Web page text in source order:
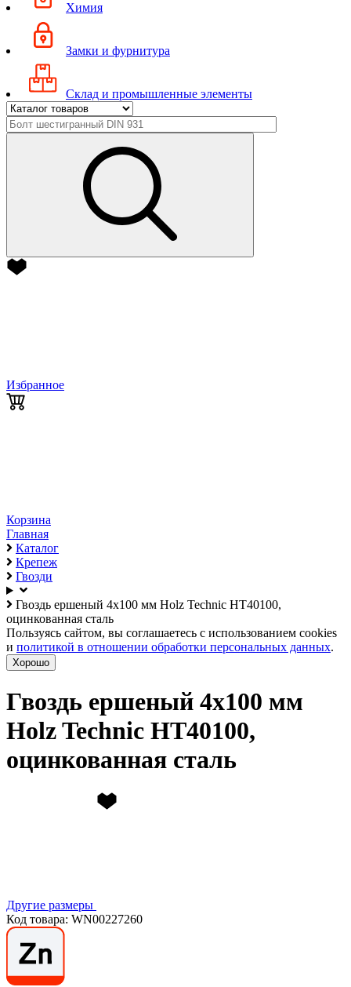
Химия
Замки и фурнитура
Склад и промышленные элементы
Избранное
Корзина
Главная
Каталог
Крепеж
Гвозди
Гвоздь ершеный 4х100 мм Holz Technic HT40100,
оцинкованная сталь
Пользуясь сайтом, вы соглашаетесь с использованием cookies
и политикой в отношении обработки персональных данных.
Хорошо
Гвоздь ершеный 4х100 мм
Holz Technic HT40100,
оцинкованная сталь
Другие размеры
Код товара: WN00227260